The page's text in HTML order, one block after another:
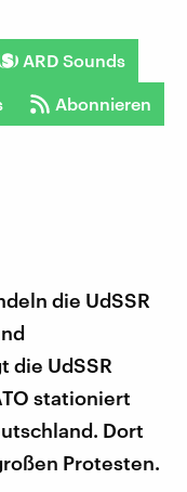
ARD Sounds
Abonnieren
die UdSSR
die UdSSR
stationiert
Dort
Protesten.